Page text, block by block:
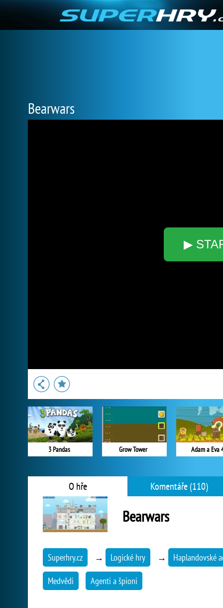
Bearwars
▶
3 Pandas Grow Tower Adam a Eva
O hře Komentáře (110)
Bearwars
Superhry.cz → Logické hry → Haplandovské
Medvědi Agenti a špioni